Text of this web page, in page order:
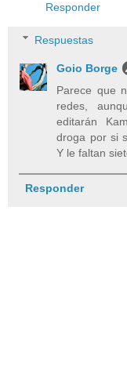
Responder
Respuestas
Goio Borge
Parece que
redes,
editarán
droga por si
Y le faltan
Responder